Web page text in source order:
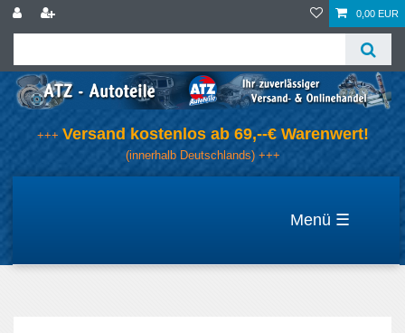
0,00 EUR
+++ Versand kostenlos ab 69,--€ Warenwert!
(innerhalb Deutschlands) +++
☰